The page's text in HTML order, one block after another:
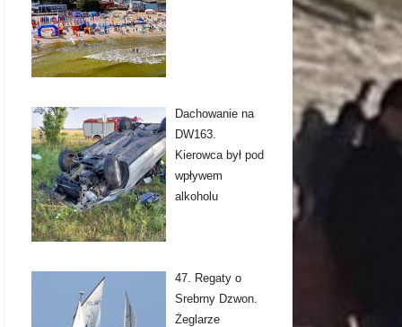
Dachowanie na
DW163.
Kierowca był pod
wpływem
alkoholu
47. Regaty o
Srebrny Dzwon.
Żeglarze